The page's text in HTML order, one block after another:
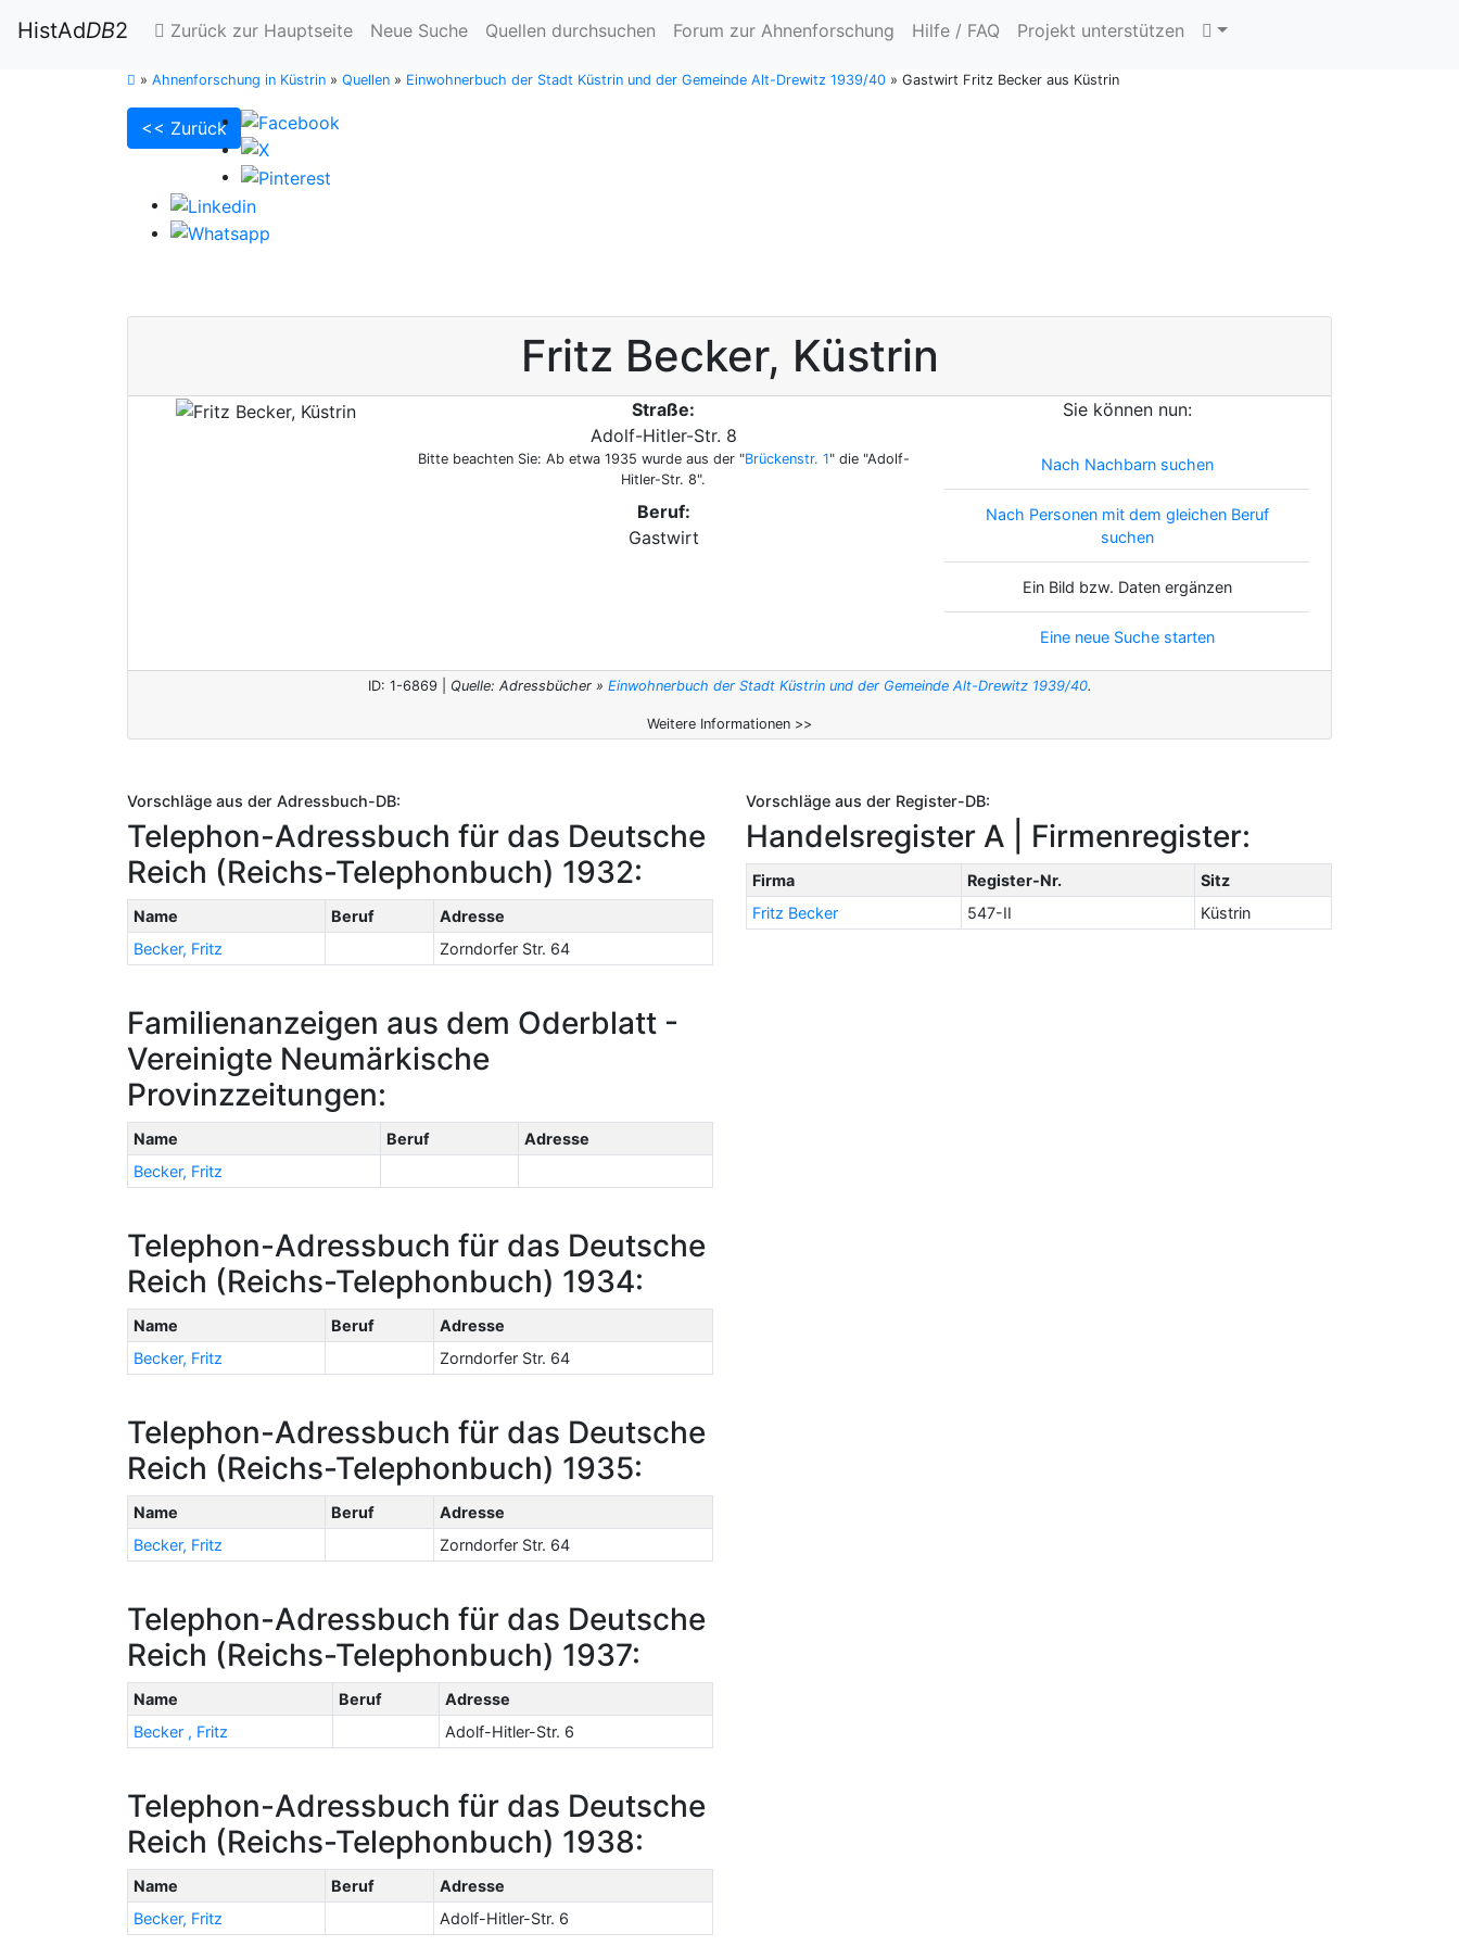
HistAdDB2 Zurück zur Hauptseite Neue Suche Quellen durchsuchen Forum zur Ahnenforschung Hilfe / FAQ Projekt unterstützen
» Ahnenforschung in Küstrin » Quellen » Einwohnerbuch der Stadt Küstrin und der Gemeinde Alt-Drewitz 1939/40 » Gastwirt Fritz Becker aus Küstrin
<< Zurück
Fritz Becker, Küstrin
Straße:
Adolf-Hitler-Str. 8
Bitte beachten Sie: Ab etwa 1935 wurde aus der "Brückenstr. 1" die "Adolf-
Hitler-Str. 8".
Beruf:
Gastwirt
Sie können nun:
Nach Nachbarn suchen
Nach Personen mit dem gleichen Beruf
suchen
Ein Bild bzw. Daten ergänzen
Eine neue Suche starten
ID: 1-6869 | Quelle: Adressbücher » Einwohnerbuch der Stadt Küstrin und der Gemeinde Alt-Drewitz 1939/40.
Weitere Informationen >>
Vorschläge aus der Adressbuch-DB:
Telephon-Adressbuch für das Deutsche
Reich (Reichs-Telephonbuch) 1932:
Name Beruf
Adresse
Becker, Fritz
Zorndorfer Str. 64
Familienanzeigen aus dem Oderblatt -
Vereinigte Neumärkische
Provinzzeitungen:
Name Beruf
Adresse
Becker, Fritz
Telephon-Adressbuch für das Deutsche
Reich (Reichs-Telephonbuch) 1934:
Name Beruf
Adresse
Becker, Fritz
Zorndorfer Str. 64
Telephon-Adressbuch für das Deutsche
Reich (Reichs-Telephonbuch) 1935:
Name Beruf
Adresse
Becker, Fritz
Zorndorfer Str. 64
Telephon-Adressbuch für das Deutsche
Reich (Reichs-Telephonbuch) 1937:
Name Beruf
Adresse
Becker , Fritz
Adolf-Hitler-Str. 6
Telephon-Adressbuch für das Deutsche
Reich (Reichs-Telephonbuch) 1938:
Name Beruf
Adresse
Becker, Fritz
Adolf-Hitler-Str. 6
Vorschläge aus der Register-DB:
Handelsregister A | Firmenregister:
Firma Register-Nr.
Sitz
Fritz Becker
547-II Küstrin